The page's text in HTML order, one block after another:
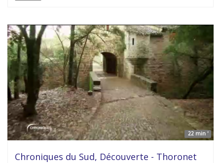
22 min '
Chroniques du Sud, Découverte - Thoronet